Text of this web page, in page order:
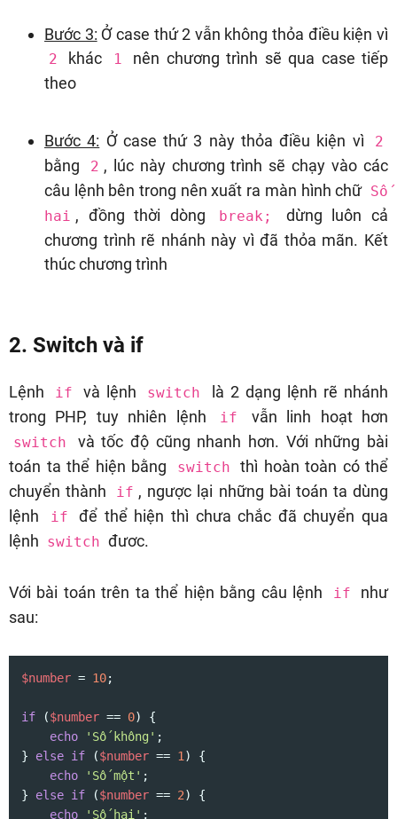
Bước 3: Ở case thứ 2 vẫn không thỏa điều kiện vì
2 khác 1
nên chương trình sẽ qua case tiếp
theo
Bước 4: Ở case thứ 3 này thỏa điều kiện vì 2
bằng 2 , lúc này chương trình sẽ chạy vào các
câu lệnh bên trong nên xuất ra màn hình chữ Số
hai , đồng thời dòng break;
dừng luôn cả
chương trình rẽ nhánh này vì đã thỏa mãn. Kết
thúc chương trình
2. Switch và if
Lệnh if và lệnh switch
là 2 dạng lệnh rẽ nhánh
trong PHP, tuy nhiên lệnh
if vẫn linh hoạt hơn
switch
và tốc độ cũng nhanh hơn. Với những bài
toán ta thể hiện bằng
switch
thì hoàn toàn có thể
chuyển thành
if , ngược lại những bài toán ta dùng
lệnh
if
để thể hiện thì chưa chắc đã chuyển qua
lệnh switch đươc.
Với bài toán trên ta thể hiện bằng câu lệnh if
như
sau:
$number = 10;
if ($number == 0) {
echo
'Số không' ;
} else if ($number == 1 ) {
echo
'Số một' ;
} else if ($number == 2) {
echo
'Số hai' ;